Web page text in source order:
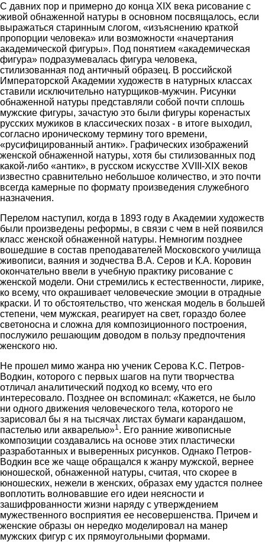
С давних пор и примерно до конца XIX века рисование с
живой обнаженной натуры в основном посвящалось, если
выражаться старинным слогом, «изъяснению краткой
пропорции человека» или возможности «начертания
академической фигуры». Под понятием «академическая
фигура» подразумевалась фигура человека,
стилизованная под античный образец. В российской
Императорской Академии художеств в натурных классах
ставили исключительно натурщиков-мужчин. Рисунки
обнаженной натуры представляли собой почти сплошь
мужские фигуры, зачастую это были фигуры коренастых
русских мужиков в классических позах - в итоге выходил,
согласно ироническому термину того времени,
«русифицированный антик». Графических изображений
женской обнаженной натуры, хотя бы стилизованных под
какой-либо «антик», в русском искусстве XVIII-XIX веков
известно сравнительно небольшое количество, и это почти
всегда камерные по формату произведения служебного
назначения.
Перелом наступил, когда в 1893 году в Академии художеств
были произведены реформы, в связи с чем в ней появился
класс женской обнаженной натуры. Немногим позднее
вошедшие в состав преподавателей Московского училища
живописи, ваяния и зодчества В.А. Серов и К.А. Коровин
окончательно ввели в учебную практику рисование с
женской модели. Они стремились к естественности, лирике,
ко всему, что окрашивает человеческие эмоции в отрадные
краски. И то обстоятельство, что женская модель в большей
степени, чем мужская, реагирует на свет, гораздо более
светоносна и сложна для композиционного построения,
послужило решающим доводом в пользу предпочтения
женского ню.
Не прошел мимо жанра ню ученик Серова К.С. Петров-
Водкин, которого с первых шагов на пути творчества
отличал аналитический подход ко всему, что его
интересовало. Позднее он вспоминал: «Кажется, не было
ни одного движения человеческого тела, которого не
зарисовал бы я на тысячах листах бумаги карандашом,
пастелью или акварелью»1 . Его ранние живописные
композиции создавались на основе этих пластически
разработанных и выверенных рисунков. Однако Петров-
Водкин все же чаще обращался к жанру мужской, вернее
юношеской, обнаженной натуры, считая, что скорее в
юношеских, нежели в женских, образах ему удастся полнее
воплотить волновавшие его идеи неясности и
зашифрованности жизни наряду с утверждением
мужественного восприятия ее несовершенства. Причем и
женские образы он нередко моделировал на манер
мужских фигур с их прямоугольными формами.